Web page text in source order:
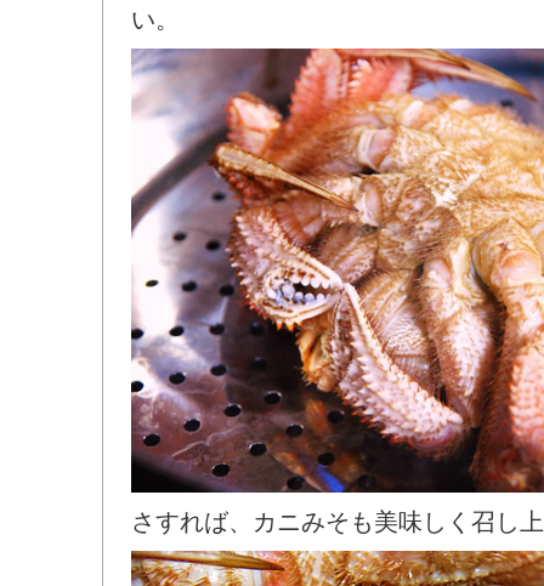
い。
さすれば、カニみそも美味しく召し